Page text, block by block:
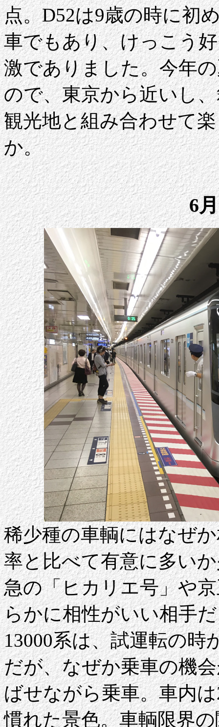
点。D52は9歳の時に初
車でもあり、けっこう
激でありました。今年
ので、東京から近いし
観光地と組み合わせて
か。
6
稀少種の車輌にはなぜ
率と比べて有意に多い
急の「ヒカリエ号」や
らかに相性がいい相手
13000系は、試運転の
だが、なぜか乗車の機
ばせながら乗車。車内
慣れた景色。車輌限界